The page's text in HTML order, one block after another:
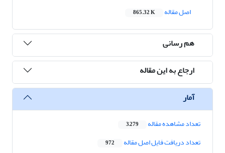
اصل مقاله
865.32 K
هم رسانی
ارجاع به این مقاله
آمار
تعداد مشاهده مقاله 3,279
تعداد دریافت فایل اصل مقاله 972